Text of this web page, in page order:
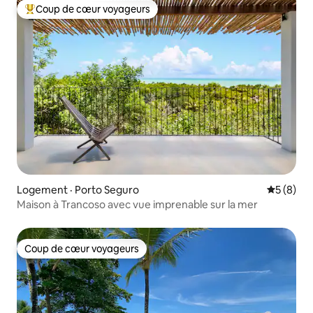
Coup de cœur voyageurs parmi les plus aimés
Coup de cœur voyageurs
Logement · Porto Seguro Note
5 (8)
Maison à Trancoso avec vue imprenable sur la mer
Coup de cœur voyageurs
Coup de cœur voyageurs